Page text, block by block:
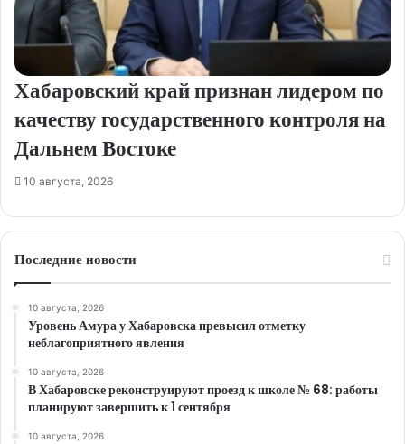
Хабаровский край признан лидером по
качеству государственного контроля на
Дальнем Востоке
10 августа, 2026
Последние новости
10 августа, 2026
Уровень Амура у Хабаровска превысил отметку
неблагоприятного явления
10 августа, 2026
В Хабаровске реконструируют проезд к школе № 68: работы
планируют завершить к 1 сентября
10 августа, 2026